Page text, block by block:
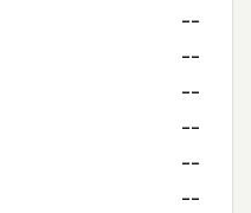
--
--
--
--
--
--